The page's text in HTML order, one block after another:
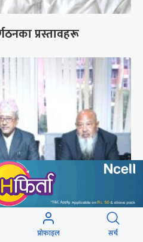
प्रस्तावहरू
(तस्वीरहरू)
प्रोफाइल सर्च